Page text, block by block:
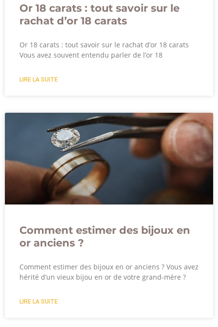
Or 18 carats : tout savoir sur le
rachat d’or 18 carats
Or 18 carats : tout savoir sur le rachat d’or 18 carats
Vous avez souvent entendu parler de l’or 18
LIRE LA SUITE
Comment estimer des bijoux en
or anciens ?
Comment estimer des bijoux en or anciens ? Vous avez
hérité d’un vieux bijou en or de votre grand-mère ?
LIRE LA SUITE